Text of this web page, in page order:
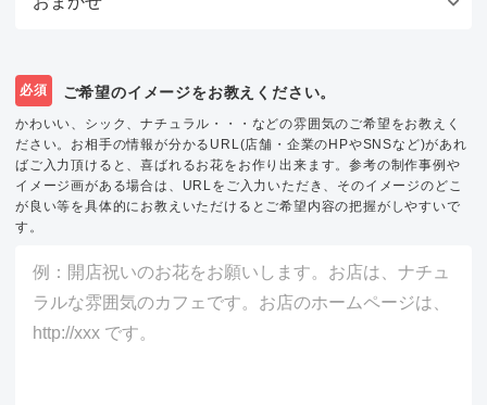
必須 ご希望のイメージをお教えください。
かわいい、シック、ナチュラル・・・などの雰囲気のご希望をお教えく
ださい。お相手の情報が分かるURL(店舗・企業のHPやSNSなど)があれ
ばご入力頂けると、喜ばれるお花をお作り出来ます。参考の制作事例や
イメージ画がある場合は、URLをご入力いただき、そのイメージのどこ
が良い等を具体的にお教えいただけるとご希望内容の把握がしやすいで
す。